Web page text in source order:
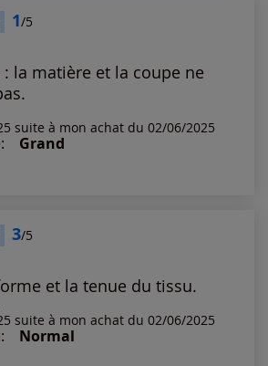
1/5
: la matière et la coupe ne
suite à mon achat du 02/06/2025
Grand
3/5
et la tenue du tissu.
suite à mon achat du 02/06/2025
Normal